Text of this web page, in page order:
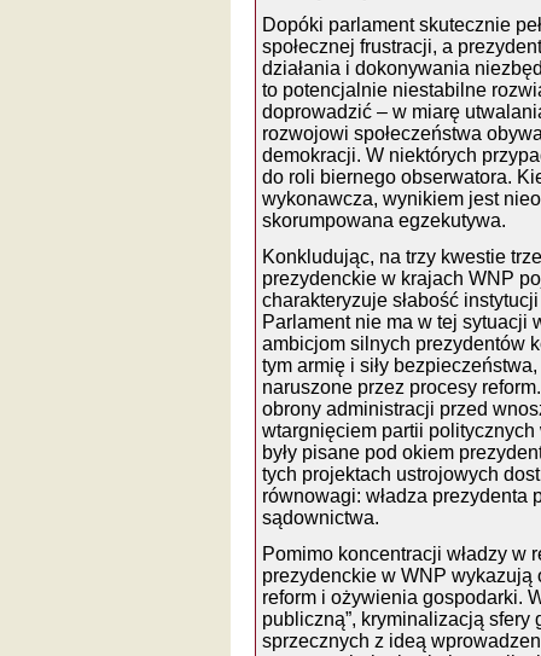
Dopóki parlament skutecznie
społecznej frustracji, a
działania i dokonywania
to potencjalnie niestabilne
doprowadzić – w miarę
rozwojowi społeczeństwa
demokracji. W niektórych
do roli biernego obserwatora.
wykonawcza, wynikiem jest
skorumpowana egzekutywa.
Konkludując, na trzy kwestie
prezydenckie w krajach WNP
charakteryzuje słabość
Parlament nie ma w tej sytuacji
ambicjom silnych prezydentów
tym armię i siły
naruszone przez procesy
obrony administracji przed
wtargnięciem partii
były pisane pod okiem
tych projektach ustrojowych
równowagi: władza prezydenta
sądownictwa.
Pomimo koncentracji władzy w
prezydenckie w WNP
reform i ożywienia gospodarki.
publiczną”, kryminalizacją sfery
sprzecznych z ideą